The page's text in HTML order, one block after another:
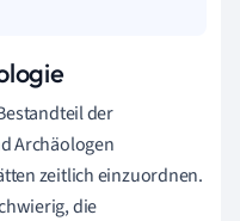
der
Archäologen
zeitlich einzuordnen.
die